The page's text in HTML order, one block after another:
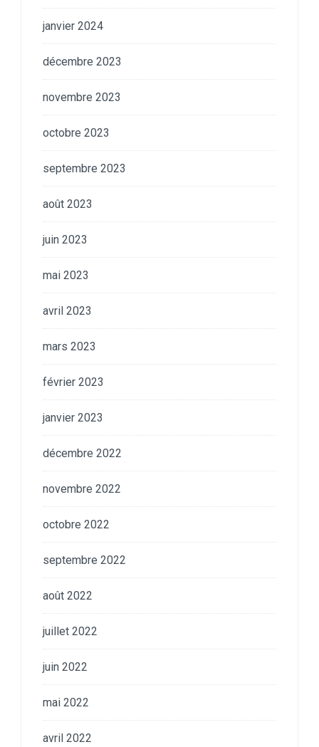
janvier 2024
décembre 2023
novembre 2023
octobre 2023
septembre 2023
août 2023
juin 2023
mai 2023
avril 2023
mars 2023
février 2023
janvier 2023
décembre 2022
novembre 2022
octobre 2022
septembre 2022
août 2022
juillet 2022
juin 2022
mai 2022
avril 2022